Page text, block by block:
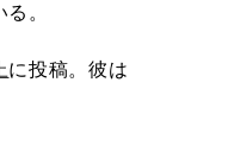
。
に投稿。彼は